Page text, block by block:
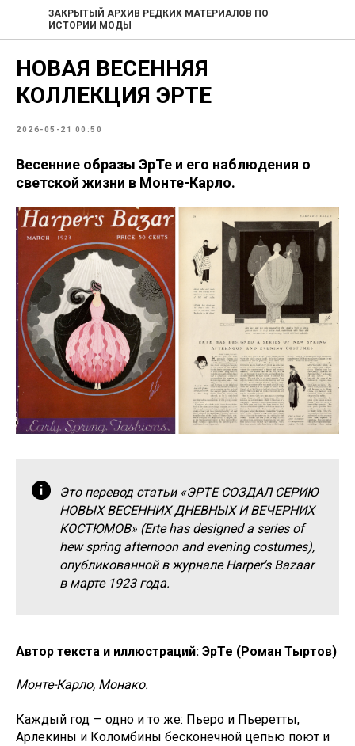
ЗАКРЫТЫЙ АРХИВ РЕДКИХ МАТЕРИАЛОВ ПО
ИСТОРИИ МОДЫ
НОВАЯ ВЕСЕННЯЯ
КОЛЛЕКЦИЯ ЭРТЕ
2026-05-21 00:50
Весенние образы ЭрТе и его наблюдения о
светской жизни в Монте-Карло.
Это перевод статьи «ЭРТЕ СОЗДАЛ СЕРИЮ
НОВЫХ ВЕСЕННИХ ДНЕВНЫХ И ВЕЧЕРНИХ
КОСТЮМОВ» (Erte has designed a series of
hew spring afternoon and evening costumes),
опубликованной в журнале Harper's Bazaar
в марте 1923 года.
Автор текста и иллюстраций: ЭрТе (Роман Тыртов)
Монте-Карло, Монако.​
Каждый год — одно и то же: Пьеро и Пьеретты,
Арлекины и Коломбины бесконечной цепью поют и